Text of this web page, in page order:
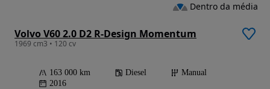
Volvo V60 2.0 D2 R-Design Momentum
1969 cm3 • 120 cv
163 000 km Diesel
Manual
2016
Dentro da média